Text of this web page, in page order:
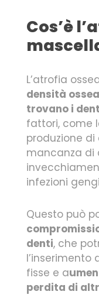
Cos’è
L’atrofia
densità
trovano i
fattori, come
produzione
mancanza di
infezioni
Questo può
denti, che
l’inserimento
fisse e a
perdita di